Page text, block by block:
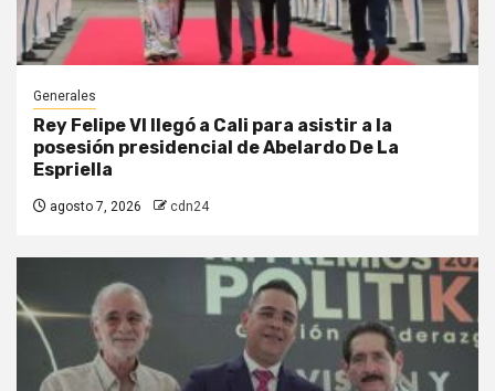
Generales
Rey Felipe VI llegó a Cali para asistir a la
posesión presidencial de Abelardo De La
Espriella
agosto 7, 2026 cdn24